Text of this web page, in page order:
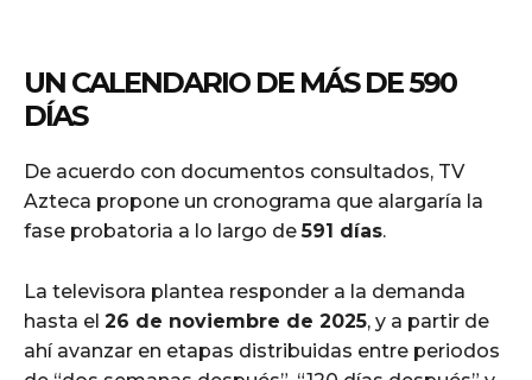
UN CALENDARIO DE MÁS DE 590
DÍAS
De acuerdo con documentos consultados, TV
Azteca propone un cronograma que alargaría la
fase probatoria a lo largo de591 días.
La televisora plantea responder a la demanda
hasta el 26 de noviembre de 2025, y a partir de
ahí avanzar en etapas distribuidas entre periodos